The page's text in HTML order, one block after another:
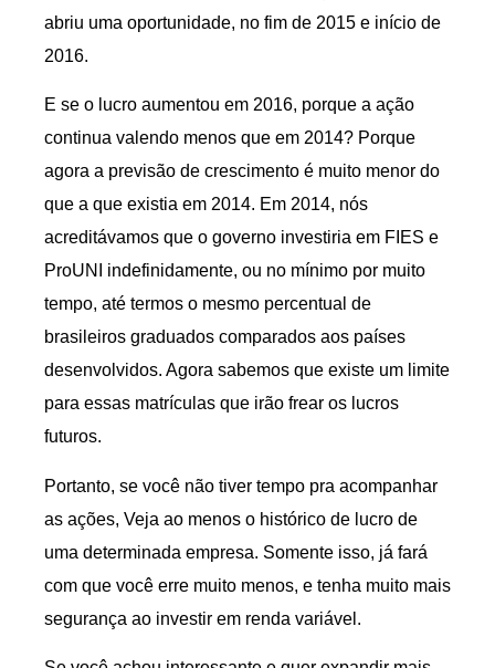
abriu uma oportunidade, no fim de 2015 e início de
2016.
E se o lucro aumentou em 2016, porque a ação
continua valendo menos que em 2014? Porque
agora a previsão de crescimento é muito menor do
que a que existia em 2014. Em 2014, nós
acreditávamos que o governo investiria em FIES e
ProUNI indefinidamente, ou no mínimo por muito
tempo, até termos o mesmo percentual de
brasileiros graduados comparados aos países
desenvolvidos. Agora sabemos que existe um limite
para essas matrículas que irão frear os lucros
futuros.
Portanto, se você não tiver tempo pra acompanhar
as ações, Veja ao menos o histórico de lucro de
uma determinada empresa. Somente isso, já fará
com que você erre muito menos, e tenha muito mais
segurança ao investir em renda variável.